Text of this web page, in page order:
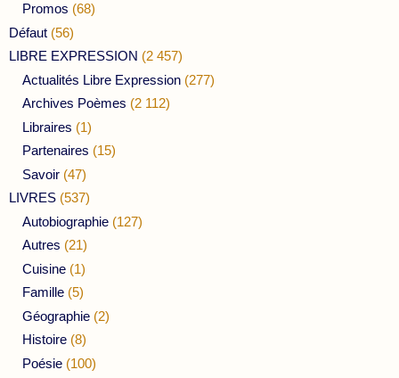
Promos (68)
Défaut (56)
LIBRE EXPRESSION (2 457)
Actualités Libre Expression (277)
Archives Poèmes (2 112)
Libraires (1)
Partenaires (15)
Savoir (47)
LIVRES (537)
Autobiographie (127)
Autres (21)
Cuisine (1)
Famille (5)
Géographie (2)
Histoire (8)
Poésie (100)